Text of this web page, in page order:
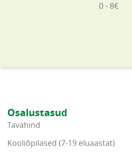
0 - 8€
Osalustasud
Tavahind
Kooliõpilased (7-19 eluaastat)